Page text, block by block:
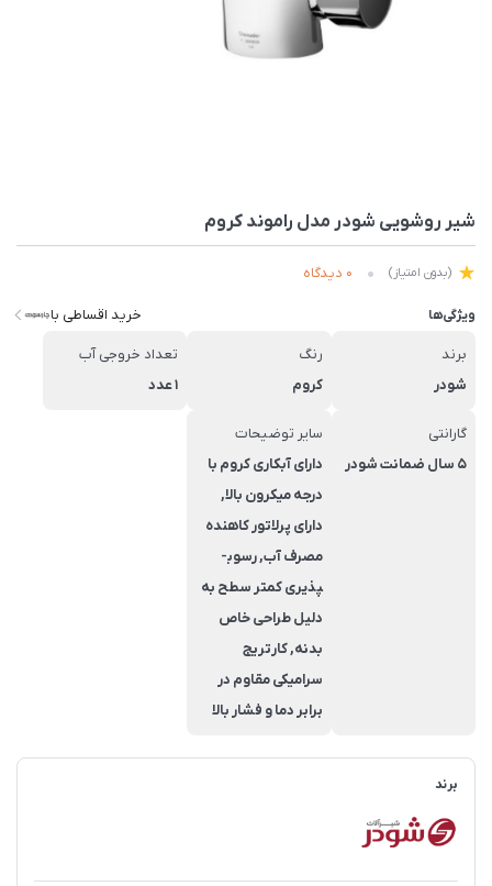
شیر روشویی شودر مدل راموند کروم
(بدون امتیاز) 0 دیدگاه
ویژگی‌ها خرید اقساطی با
برند
شودر
رنگ
کروم
تعداد خروجی آب
1 عدد
گارانتی
5 سال ضمانت شودر
سایر توضیحات
دارای آبکاری کروم با
درجه میکرون بالا,
دارای پرلاتور کاهنده
مصرف آب, رسوب­
پذیری کم­تر سطح به
دلیل طراحی خاص
بدنه, کارتریج
سرامیکی مقاوم در
برابر دما و فشار بالا
برند